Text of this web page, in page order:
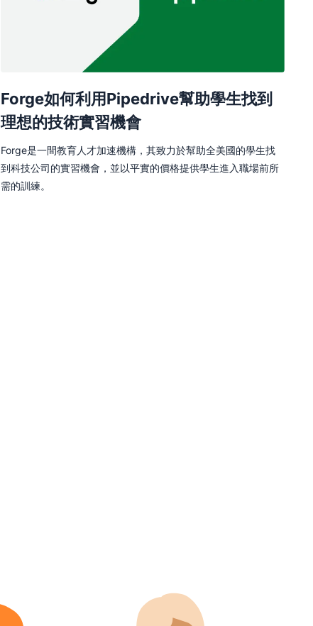
Forge如何利用Pipedrive幫助學生找到
理想的技術實習機會
Forge是一間教育人才加速機構，其致力於幫助全美國的學生找
到科技公司的實習機會，並以平實的價格提供學生進入職場前所
需的訓練。